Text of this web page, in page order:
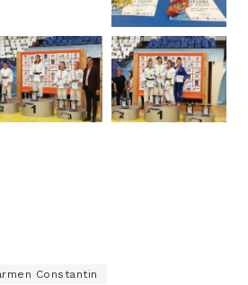
Constantin